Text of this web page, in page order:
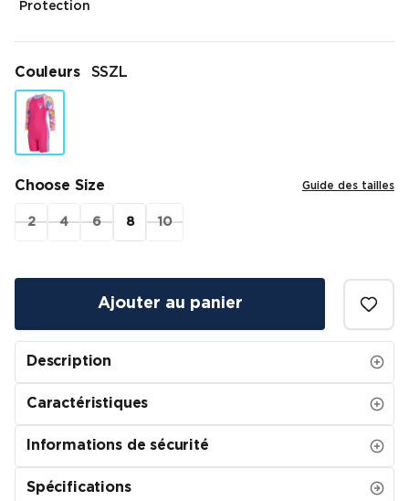
Protection
Couleurs SSZL
Choose Size Guide des tailles
2 4 6 8 10
Ajouter au panier
Description
Caractéristiques
Informations de sécurité
Spécifications